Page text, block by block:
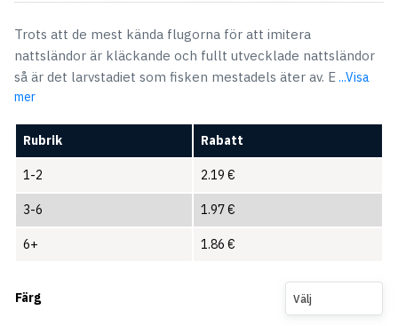
Trots att de mest kända flugorna för att imitera
nattsländor är kläckande och fullt utvecklade nattsländor
så är det larvstadiet som fisken mestadels äter av. E...Visa
mer
Rubrik Rabatt
1-2 2.19 €
3-6 1.97€
6+ 1.86 €
Färg Välj